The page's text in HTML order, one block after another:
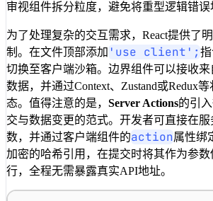
审视组件拆分粒度，避免将重型逻辑错误
为了处理复杂的交互需求，React提供了
制。在文件顶部添加 'use client';
切换至客户端沙箱。边界组件可以接收
数据，并通过Context、Zustand或Redux
态。值得注意的是， Server Actions的引
交与数据变更的范式。开发者可直接在
数，并通过客户端组件的action属性绑
加密的哈希引用，在提交时将其作为参
行，全程无需暴露真实API地址。